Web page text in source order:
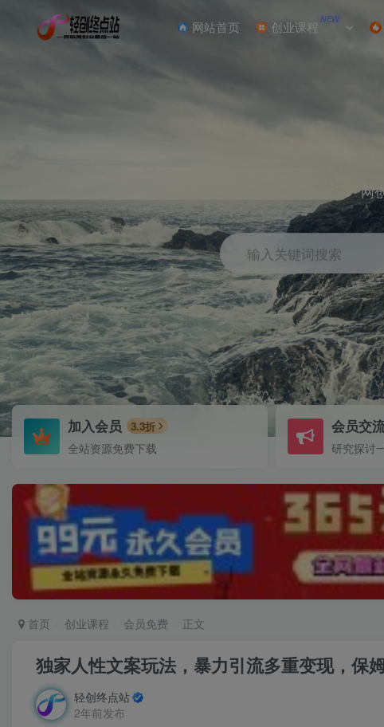
网站首页 创业课程 NEW
网
输入关键词搜索
加入会员 3.3折
全站资源免费下载
会员交
研究探讨
首页 创业课程 会员免费 正文
独家人性文案玩法，暴力引流多重变现，保
轻创终点站
2年前发布